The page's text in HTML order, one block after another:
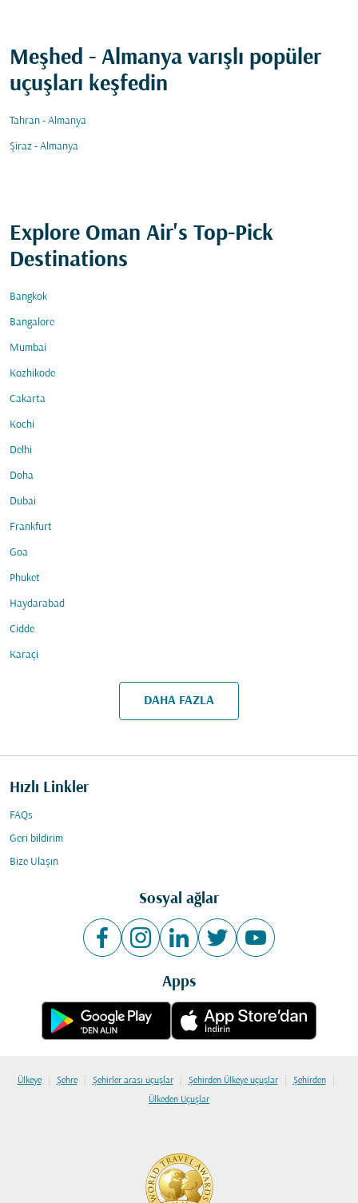
Meşhed - Almanya varışlı popüler
uçuşları keşfedin
Tahran - Almanya
Şiraz - Almanya
Explore Oman Air's Top-Pick
Destinations
Bangkok
Bangalore
Mumbai
Kozhikode
Cakarta
Kochi
Delhi
Doha
Dubai
Frankfurt
Goa
Phuket
Haydarabad
Cidde
Karaçi
DAHA FAZLA
Hızlı Linkler
FAQs
Geri bildirim
Bize Ulaşın
Sosyal ağlar
Apps
Ülkeye | Şehre | Şehirler arası uçuşlar | Şehirden Ülkeye uçuşlar | Şehirden |
Ülkeden Uçuşlar